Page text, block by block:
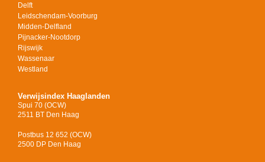
Delft
Leidschendam-Voorburg
Midden-Delfland
Pijnacker-Nootdorp
Rijswijk
Wassenaar
Westland
Verwijsindex Haaglanden
Spui 70 (OCW)
2511 BT Den Haag
Postbus 12 652 (OCW)
2500 DP Den Haag